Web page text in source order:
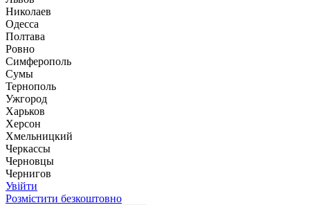
Николаев
Одесса
Полтава
Ровно
Симферополь
Сумы
Тернополь
Ужгород
Харьков
Херсон
Хмельницкий
Черкассы
Чернoвцы
Чернигов
Увійти
Розмістити безкоштовно